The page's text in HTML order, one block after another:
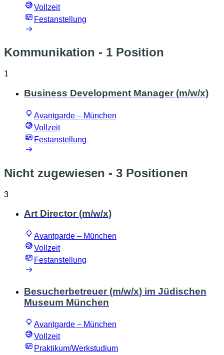
Vollzeit
Festanstellung
Kommunikation - 1 Position
1
Business Development Manager (m/w/x)
Avantgarde – München
Vollzeit
Festanstellung
Nicht zugewiesen - 3 Positionen
3
Art Director (m/w/x)
Avantgarde – München
Vollzeit
Festanstellung
Besucherbetreuer (m/w/x) im Jüdischen
Museum München
Avantgarde – München
Vollzeit
Praktikum/Werkstudium